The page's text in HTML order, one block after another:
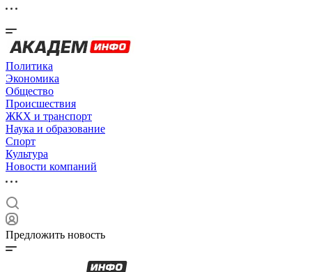
Политика
Экономика
Общество
Происшествия
ЖКХ и транспорт
Наука и образование
Спорт
Культура
Новости компаний
Предложить новость